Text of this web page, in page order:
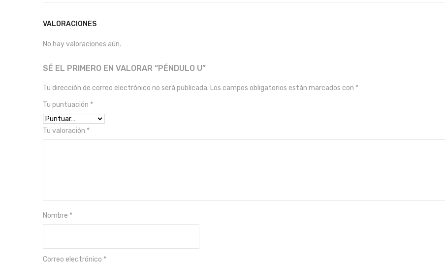
VALORACIONES
No hay valoraciones aún.
SÉ EL PRIMERO EN VALORAR “PÉNDULO U”
Tu dirección de correo electrónico no será publicada. Los campos obligatorios están marcados con *
Tu puntuación *
Tu valoración *
Nombre *
Correo electrónico *